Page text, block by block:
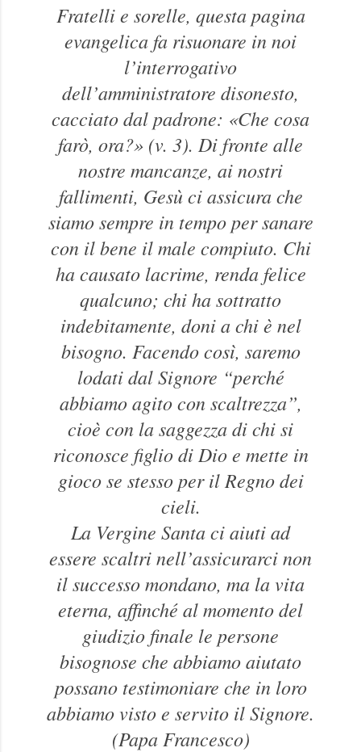
Fratelli e sorelle, questa pagina
evangelica fa risuonare in noi
l’interrogativo
dell’amministratore disonesto,
cacciato dal padrone: «Che cosa
farò, ora?» (v. 3). Di fronte alle
nostre mancanze, ai nostri
fallimenti, Gesù ci assicura che
siamo sempre in tempo per sanare
con il bene il male compiuto. Chi
ha causato lacrime, renda felice
qualcuno; chi ha sottratto
indebitamente, doni a chi è nel
bisogno. Facendo così, saremo
lodati dal Signore “perché
abbiamo agito con scaltrezza”,
cioè con la saggezza di chi si
riconosce figlio di Dio e mette in
gioco se stesso per il Regno dei
cieli.
La Vergine Santa ci aiuti ad
essere scaltri nell’assicurarci non
il successo mondano, ma la vita
eterna, affinché al momento del
giudizio finale le persone
bisognose che abbiamo aiutato
possano testimoniare che in loro
abbiamo visto e servito il Signore.
(Papa Francesco)